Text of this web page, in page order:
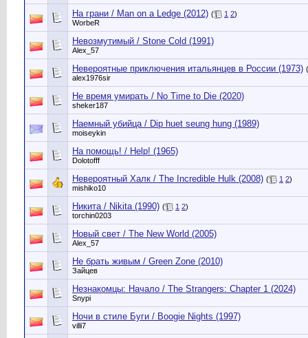
На грани / Man on a Ledge (2012) ( 1 2)
WorbeR
Невозмутимый / Stone Cold (1991)
Alex_57
Невероятные приключения итальянцев в России (1973) (
alex1976sir
Не время умирать / No Time to Die (2020)
sheker187
Наемный убийца / Dip huet seung hung (1989)
moiseykin
На помощь! / Help! (1965)
Dolotofff
Невероятный Халк / The Incredible Hulk (2008) ( 1 2)
mishiko10
Никита / Nikita (1990) ( 1 2)
torchin0203
Новый свет / The New World (2005)
Alex_57
Не брать живым / Green Zone (2010)
Зайцев
Незнакомцы: Начало / The Strangers: Chapter 1 (2024)
Snypi
Ночи в стиле Буги / Boogie Nights (1997)
villi7